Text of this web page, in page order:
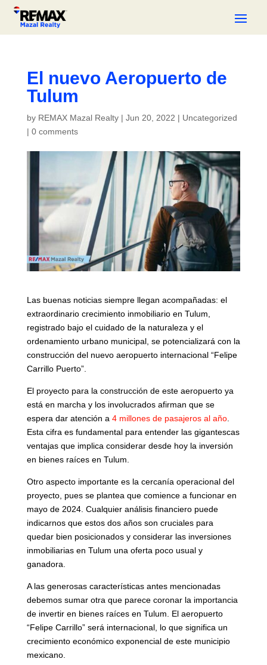
El nuevo Aeropuerto de
Tulum
by REMAX Mazal Realty| Jun 20, 2022 | Uncategorized
| 0 comments
Las buenas noticias siempre llegan acompañadas: el
extraordinario crecimiento inmobiliario en Tulum,
registrado bajo el cuidado de la naturaleza y el
ordenamiento urbano municipal, se potencializará con la
construcción del nuevo aeropuerto internacional “Felipe
Carrillo Puerto”.
El proyecto para la construcción de este aeropuerto ya
está en marcha y los involucrados afirman que se
espera dar atención a 4 millones de pasajeros al año.
Esta cifra es fundamental para entender las gigantescas
ventajas que implica considerar desde hoy la inversión
en bienes raíces en Tulum.
Otro aspecto importante es la cercanía operacional del
proyecto, pues se plantea que comience a funcionar en
mayo de 2024. Cualquier análisis financiero puede
indicarnos que estos dos años son cruciales para
quedar bien posicionados y considerar las inversiones
inmobiliarias en Tulum una oferta poco usual y
ganadora.
A las generosas características antes mencionadas
debemos sumar otra que parece coronar la importancia
de invertir en bienes raíces en Tulum. El aeropuerto
“Felipe Carrillo” será internacional, lo que significa un
crecimiento económico exponencial de este municipio
mexicano.